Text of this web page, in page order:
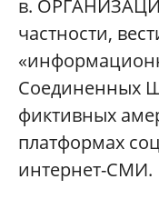
в.
частности,
Соединенных
фиктивных
платформах
интернет-СМИ.